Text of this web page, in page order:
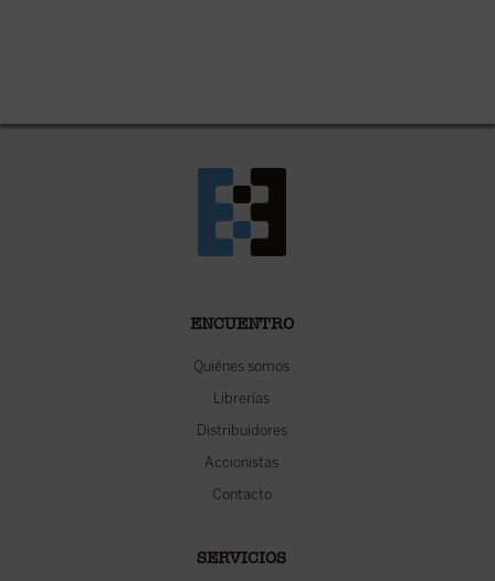
ENCUENTRO
Quiénes somos
Librerías
Distribuidores
Accionistas
Contacto
SERVICIOS